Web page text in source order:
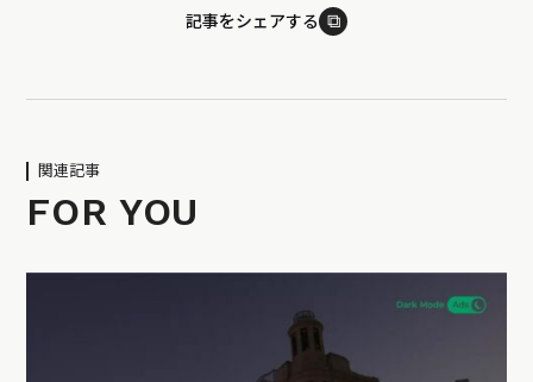
記事をシェアする ⧉
関連記事
FOR YOU